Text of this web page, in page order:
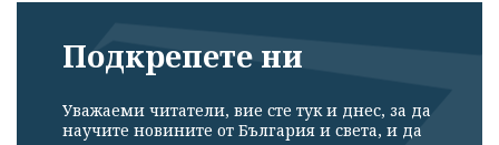
Подкрепете ни
Уважаеми читатели, вие сте тук и днес, за да
научите новините от България и света, и да